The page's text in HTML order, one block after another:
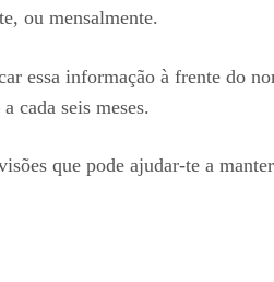
ou mensalmente.
essa informação à frente do
cada seis meses.
que pode ajudar-te a